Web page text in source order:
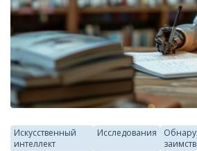
Искусственный
интеллект
Исследования